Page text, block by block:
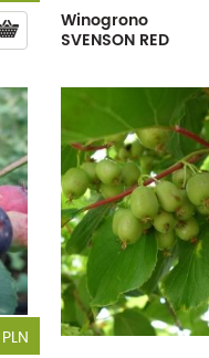
Winogrono
SVENSON RED
PLN